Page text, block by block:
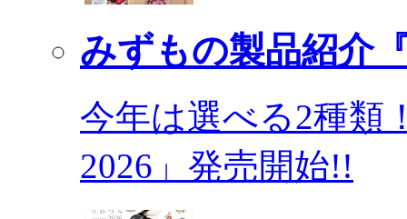
みずもの製品紹介
今年は選べる2種類
2026」発売開始!!